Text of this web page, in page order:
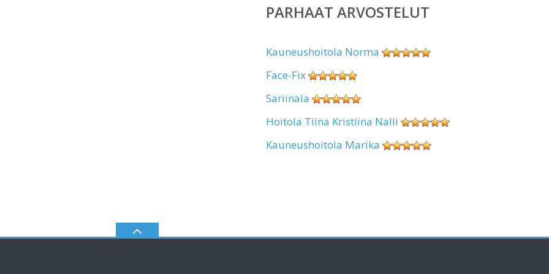
PARHAAT ARVOSTELUT
Kauneushoitola Norma
Face-Fix
Sariinala
Hoitola Tiina Kristiina Nalli
Kauneushoitola Marika